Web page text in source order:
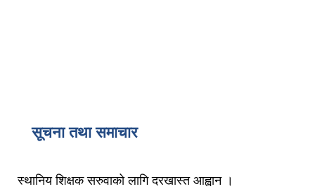
सूचना तथा समाचार
स्थानिय शिक्षक सरुवाको लागि दरखास्त आह्वान ।